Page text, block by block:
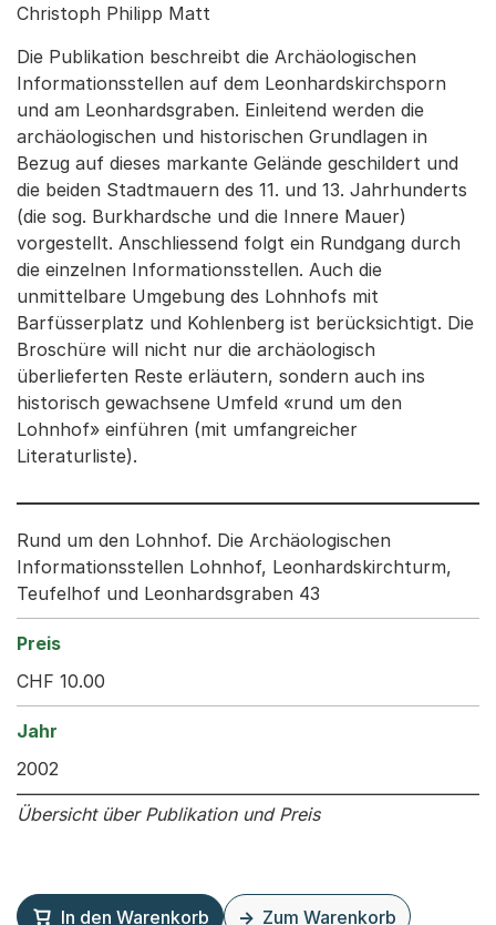
Christoph Philipp Matt
Die Publikation beschreibt die Archäologischen
Informationsstellen auf dem Leonhardskirchsporn
und am Leonhardsgraben. Einleitend werden die
archäologischen und historischen Grundlagen in
Bezug auf dieses markante Gelände geschildert und
die beiden Stadtmauern des 11. und 13. Jahrhunderts
(die sog. Burkhardsche und die Innere Mauer)
vorgestellt. Anschliessend folgt ein Rundgang durch
die einzelnen Informationsstellen. Auch die
unmittelbare Umgebung des Lohnhofs mit
Barfüsserplatz und Kohlenberg ist berücksichtigt. Die
Broschüre will nicht nur die archäologisch
überlieferten Reste erläutern, sondern auch ins
historisch gewachsene Umfeld «rund um den
Lohnhof» einführen (mit umfangreicher
Literaturliste).
Rund um den Lohnhof. Die Archäologischen
Informationsstellen Lohnhof, Leonhardskirchturm,
Teufelhof und Leonhardsgraben 43
CHF 10.00
2002
Übersicht über Publikation und Preis
In den Warenkorb Zum Warenkorb